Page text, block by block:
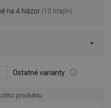
na 4 Názor (10 krajín)
Ostatné varianty
produktu